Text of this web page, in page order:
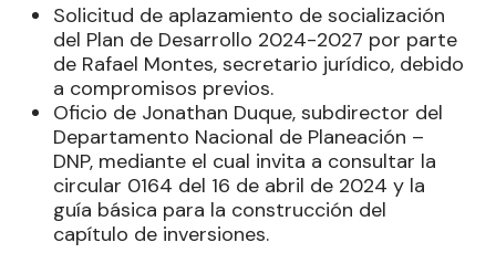
Solicitud de aplazamiento de socialización
del Plan de Desarrollo 2024-2027 por parte
de Rafael Montes, secretario jurídico, debido
a compromisos previos.
Oficio de Jonathan Duque, subdirector del
Departamento Nacional de Planeación –
DNP, mediante el cual invita a consultar la
circular 0164 del 16 de abril de 2024 y la
guía básica para la construcción del
capítulo de inversiones.